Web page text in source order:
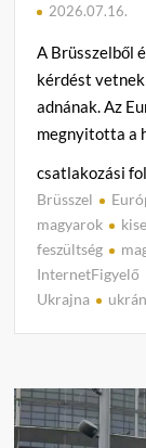
2026.07.16.
A Brüsszelből
kérdést
adnának. Az
megnyitotta a
csatlakozási
Brüsszel
magyarok
feszültség
InternetFigyelő
Ukrajna